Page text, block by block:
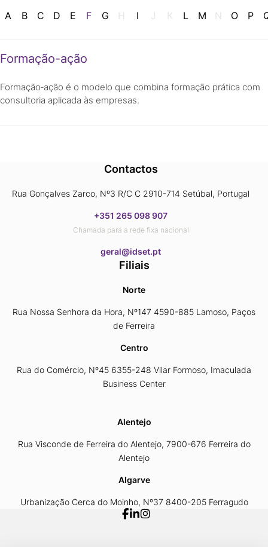
A B C D E F G H I J K L M N O P
Formação-ação
Formação‑ação é o modelo que combina formação prática com
consultoria aplicada às empresas.
Contactos
Rua Gonçalves Zarco, Nº3 R/C C 2910-714 Setúbal, Portugal
+351 265 098 907
Chamada para a rede fixa nacional
​​​​​​​geral@idset.pt
Filiais
Norte
Rua Nossa Senhora da Hora, Nº147 4590-885 Lamoso, Paços
de Ferreira
Centro
Rua do Comércio, Nº45 6355-248 Vilar Formoso, Imaculada
Business Center
Alentejo
Rua Visconde de Ferreira do Alentejo, 7900-676 Ferreira do
Alentejo
Algarve
Urbanização Cerca do Moinho, Nº37 8400-205 Ferragudo